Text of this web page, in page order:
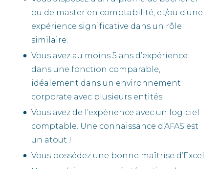
ou de master en comptabilité, et/ou d’une
expérience significative dans un rôle
similaire.
Vous avez au moins 5 ans d’expérience
dans une fonction comparable,
idéalement dans un environnement
corporate avec plusieurs entités.
Vous avez de l’expérience avec un logiciel
comptable. Une connaissance d’AFAS est
un atout !
Vous possédez une bonne maîtrise d’Excel.